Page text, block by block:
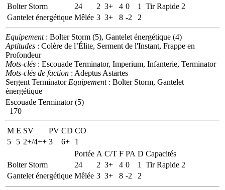
Bolter Storm
24 2 3+ 4 0 1
Tir Rapide 2
Gantelet énergétique Mêlée 3 3+ 8 -2 2
Equipement: Bolter Storm (5), Gantelet énergétique (4)
Aptitudes : Colère de l’Élite, Serment de l'Instant, Frappe en
Profondeur
Mots-clés : Escouade Terminator, Imperium, Infanterie, Terminator
Mots-clés de faction : Adeptus Astartes
Sergent Terminator Equipement: Bolter Storm, Gantelet
énergétique
Escouade Terminator (5)
170
M E SV PV CD CO
5
5 2+/4++ 3 6+
1
Portée A C/T F PA D Capacités
Bolter Storm
24 2 3+ 4 0 1
Tir Rapide 2
Gantelet énergétique Mêlée 3 3+ 8 -2 2